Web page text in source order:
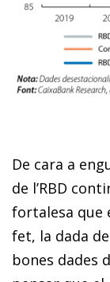
De cara a
de l’RBD
fortalesa que
fet, la dada
bones dades